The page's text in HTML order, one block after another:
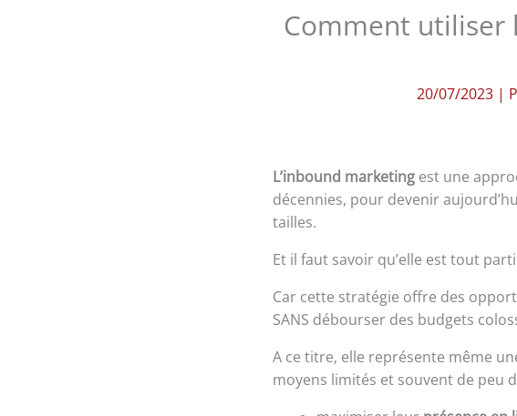
Comment utiliser
20/07/2023 |
L’inbound marketingest une
décennies, pour devenir
tailles.
Et il faut savoir qu’elle est tout
Car cette stratégie offre des
SANS débourser des budgets
A ce titre, elle représente même
moyens limités et souvent de peu